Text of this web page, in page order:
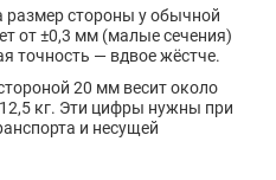
размер стороны у обычной
от ±0,3 мм (малые сечения)
точность — вдвое жёстче.
20 мм весит около
кг. Эти цифры нужны при
и несущей